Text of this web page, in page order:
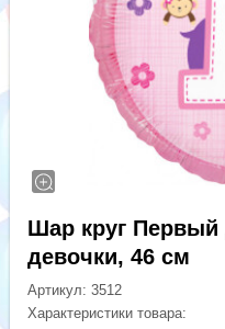
Шар круг
девочки, 46 см
Артикул:3512
Характеристики товара: